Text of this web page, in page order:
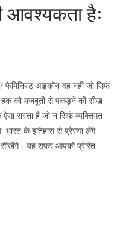
आवश्यकता हैः
आइकॉन वह नहीं जो सिर्फ
हक को मजबूती से पकड़ने की सीख
रास्ता है जो न सिर्फ व्यक्तिगत
के इतिहास से प्रेरणा लेंगे,
सीखेंगे। यह सफर आपको प्रेरित